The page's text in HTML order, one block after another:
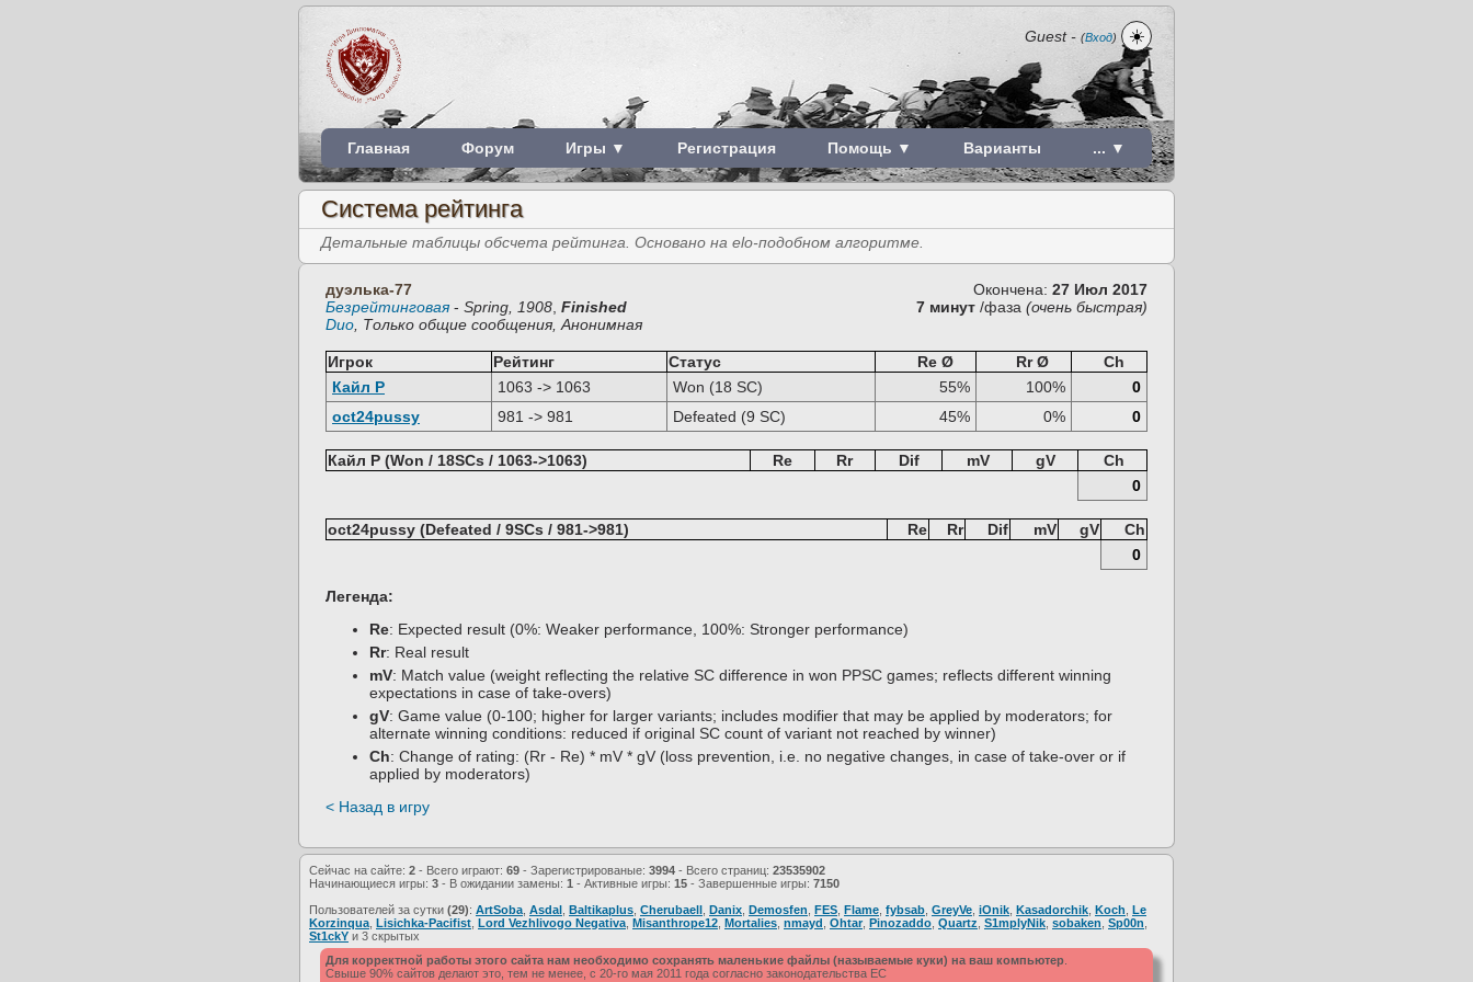
Guest- (Вход) ☀️
Главная Форум Игры ▼ Регистрация Помощь ▼ Варианты ... ▼
Система рейтинга
Детальные таблицы обсчета рейтинга. Основано на elo-подобном алгоритме.
Окончена: 27 Июл 2017
дуэлька-77
7 минут /фаза (очень быстрая)
Безрейтинговая - Spring, 1908 Finished
Duo , Только общие сообщения, Анонимная
Игрок Рейтинг Статус Re Ø Rr Ø
Ch
Кайл Р
1063 -> 1063 Won (18 SC) 55% 100%
0
oct24pussy
981 -> 981 Defeated (9 SC) 45% 0% 0
Кайл Р (Won / 18SCs / 1063->1063) Re Rr Dif mV gV
Ch
0
oct24pussy (Defeated / 9SCs / 981->981) Re Rr Dif mV gV
Ch
0
Легенда:
Re: Expected result (0%: Weaker performance, 100%: Stronger performance)
Rr: Real result
mV: Match value (weight reflecting the relative SC difference in won PPSC games; reflects different winning
expectations in case of take-overs)
gV: Game value (0-100; higher for larger variants; includes modifier that may be applied by moderators; for
alternate winning conditions: reduced if original SC count of variant not reached by winner)
Ch: Change of rating: (Rr - Re) * mV * gV (loss prevention, i.e. no negative changes, in case of take-over or if
applied by moderators)
< Назад в игру
Сейчас на сайте: 2 - Всего играют: 69 - Зарегистрированые: 3994 - Всего страниц: 23535902
Начинающиеся игры: 3 - В ожидании замены: 1 - Активные игры: 15 - Завершенные игры: 7150
Пользователей за сутки (29): ArtSoba Asdal Baltikaplus Cherubaell Danix Demosfen FES Flame fybsab GreyVe iOnik Kasadorchik Koch Le
Korzinqua Lisichka-Pacifist Lord Vezhlivogo Negativa Misanthrope12 Mortalies nmayd Ohtar, Pinozaddo Quartz S1mplyNik sobaken Sp00n
St1ckY и 3 скрытых
Для корректной работы этого сайта нам необходимо сохранять маленькие файлы (называемые куки) на ваш компьютер
Свыше 90% сайтов делают это, тем не менее, с 20-го мая 2011 года согласно законодательства ЕС